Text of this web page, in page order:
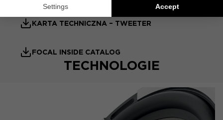
KARTA TECHNICZNA – TWEETER
FOCAL INSIDE CATALOG
TECHNOLOGIE